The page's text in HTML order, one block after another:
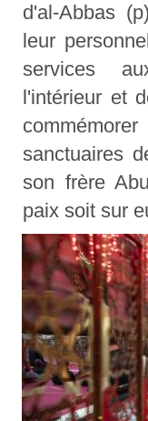
d'al-Abbas
leur
services
l'intérieur et
sanctuaires
son frère
paix soit sur